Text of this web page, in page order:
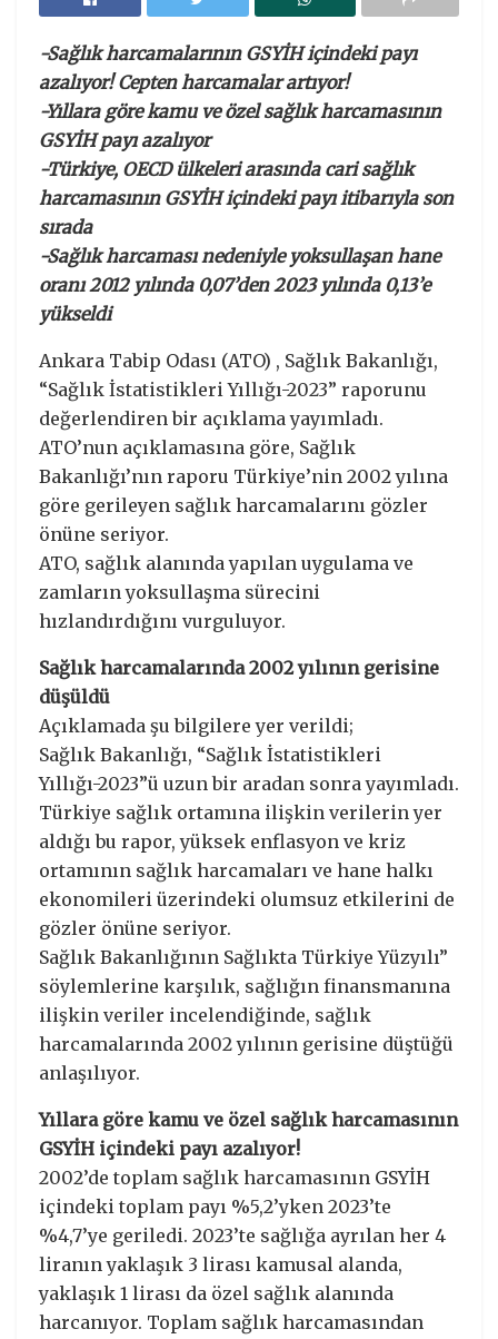
-Sağlık harcamalarının GSYİH içindeki payı
azalıyor! Cepten harcamalar artıyor!
-Yıllara göre kamu ve özel sağlık harcamasının
GSYİH payı azalıyor
-Türkiye, OECD ülkeleri arasında cari sağlık
harcamasının GSYİH içindeki payı itibarıyla son
sırada
-Sağlık harcaması nedeniyle yoksullaşan hane
oranı 2012 yılında 0,07’den 2023 yılında 0,13’e
yükseldi
Ankara Tabip Odası (ATO) , Sağlık Bakanlığı,
“Sağlık İstatistikleri Yıllığı-2023” raporunu
değerlendiren bir açıklama yayımladı.
ATO’nun açıklamasına göre, Sağlık
Bakanlığı’nın raporu Türkiye’nin 2002 yılına
göre gerileyen sağlık harcamalarını gözler
önüne seriyor.
ATO, sağlık alanında yapılan uygulama ve
zamların yoksullaşma sürecini
hızlandırdığını vurguluyor.
Sağlık harcamalarında 2002 yılının gerisine
düşüldü
Açıklamada şu bilgilere yer verildi;
Sağlık Bakanlığı, “Sağlık İstatistikleri
Yıllığı-2023”ü uzun bir aradan sonra yayımladı.
Türkiye sağlık ortamına ilişkin verilerin yer
aldığı bu rapor, yüksek enflasyon ve kriz
ortamının sağlık harcamaları ve hane halkı
ekonomileri üzerindeki olumsuz etkilerini de
gözler önüne seriyor.
Sağlık Bakanlığının Sağlıkta Türkiye Yüzyılı”
söylemlerine karşılık, sağlığın finansmanına
ilişkin veriler incelendiğinde, sağlık
harcamalarında 2002 yılının gerisine düştüğü
anlaşılıyor.
Yıllara göre kamu ve özel sağlık harcamasının
GSYİH içindeki payı azalıyor!
2002’de toplam sağlık harcamasının GSYİH
içindeki toplam payı %5,2’yken 2023’te
%4,7’ye geriledi. 2023’te sağlığa ayrılan her 4
liranın yaklaşık 3 lirası kamusal alanda,
yaklaşık 1 lirası da özel sağlık alanında
harcanıyor. Toplam sağlık harcamasından